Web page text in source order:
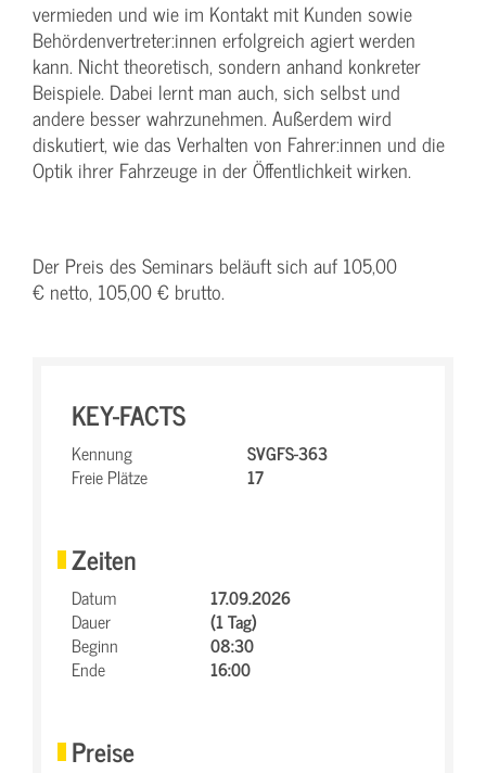
vermieden und wie im Kontakt mit Kunden sowie
Behördenvertreter:innen erfolgreich agiert werden
kann. Nicht theoretisch, sondern anhand konkreter
Beispiele. Dabei lernt man auch, sich selbst und
andere besser wahrzunehmen. Außerdem wird
diskutiert, wie das Verhalten von Fahrer:innen und die
Optik ihrer Fahrzeuge in der Öffentlichkeit wirken.
Der Preis des Seminars beläuft sich auf 105,00
€ netto, 105,00 € brutto.
KEY-FACTS
Kennung
SVGFS-363
Freie Plätze
17
Zeiten
Datum
17.09.2026
Dauer
(1 Tag)
Beginn
08:30
Ende
16:00
Preise